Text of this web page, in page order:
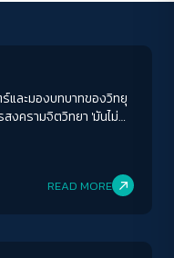
และมองบทบาทของวิทยุ
งครามจิตวิทยา 'มันไม่
READ MORE